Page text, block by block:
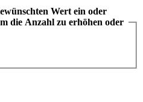
Wert ein oder
die Anzahl zu erhöhen oder